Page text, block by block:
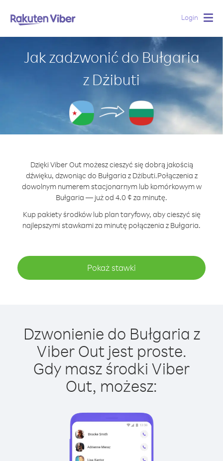
Login
Jak zadzwonić do Bułgaria
z Dżibuti
Dzięki Viber Out możesz cieszyć się dobrą jakością
dźwięku, dzwoniąc do Bułgaria z Dżibuti.Połączenia z
dowolnym numerem stacjonarnym lub komórkowym w
Bułgaria — już od 4.0 ¢ za minutę.
Kup pakiety środków lub plan taryfowy, aby cieszyć się
najlepszymi stawkami za minutę połączenia z Bułgaria.
Pokaż stawki
Dzwonienie do Bułgaria z
Viber Out jest proste.
Gdy masz środki Viber
Out, możesz: